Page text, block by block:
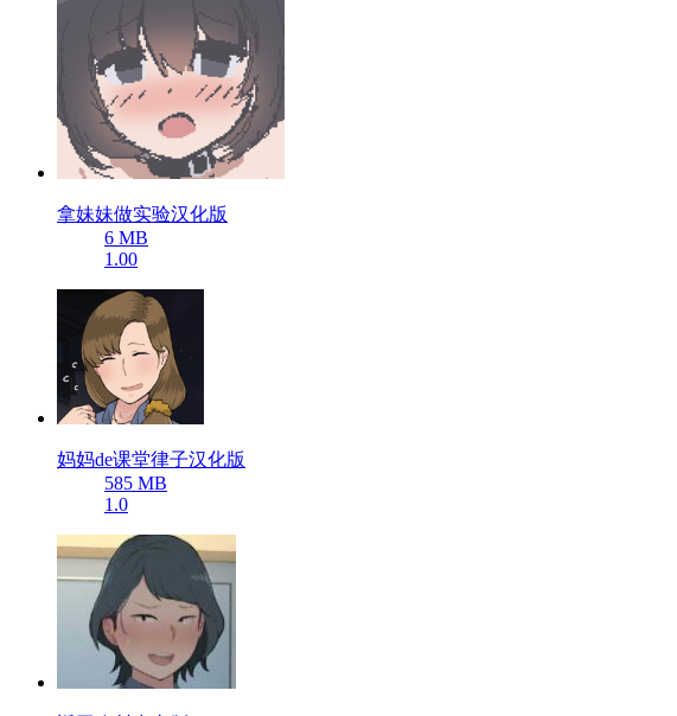
拿妹妹做实验汉化版
6 MB
1.00
妈妈de课堂律子汉化版
585 MB
1.0